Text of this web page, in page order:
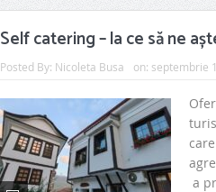
Self catering – la ce să ne
Posted By: Nicoleta Busa on: septembrie
a